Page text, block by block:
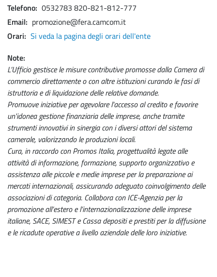
Telefono 0532783 820-821-812-777
Email
promozione@fera.camcom.it
Orari Si veda la pagina degli orari dell'ente
Note
L’Ufficio gestisce le misure contributive promosse dalla Camera di
commercio direttamente o con altre istituzioni curando le fasi di
istruttoria e di liquidazione delle relative domande.
Promuove iniziative per agevolare l'accesso al credito e favorire
un'idonea gestione finanziaria delle imprese, anche tramite
strumenti innovativi in sinergia con i diversi attori del sistema
camerale, valorizzando le produzioni locali.
Cura, in raccordo con Promos Italia, progettualità legate alle
attività di informazione, formazione, supporto organizzativo e
assistenza alle piccole e medie imprese per la preparazione ai
mercati internazionali, assicurando adeguato coinvolgimento delle
associazioni di categoria. Collabora con ICE-Agenzia per la
promozione all’estero e l’internazionalizzazione delle imprese
italiane, SACE, SIMEST e Cassa depositi e prestiti per la diffusione
e le ricadute operative a livello aziendale delle loro iniziative.